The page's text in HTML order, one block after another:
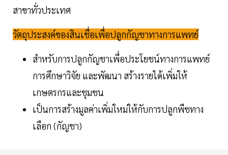
สาขาทั่วประเทศ
วัตถุประสงค์ของสินเชื่อเพื่อปลูกกัญชาทางการแพทย์
สำหรับการปลูกกัญชาเพื่อประโยชน์ทางการแพทย์
การศึกษาวิจัย และพัฒนา สร้างรายได้เพิ่มให้
เกษตรกรและชุมชน
เป็นการสร้างมูลค่าเพิ่มใหม่ให้กับการปลูกพืชทาง
เลือก (กัญชา)